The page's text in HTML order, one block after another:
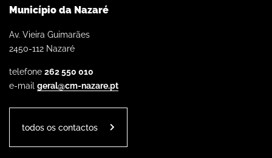
Município da Nazaré
Av. Vieira Guimarães
2450-112 Nazaré
telefone 262 550 010
e-mail geral@cm-nazare.pt
todos os contactos